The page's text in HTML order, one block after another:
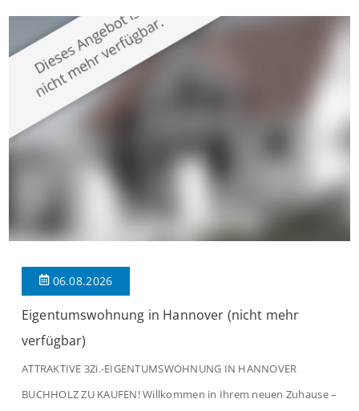
großzügige Räume und eine hochwertige Ausstattung, die
modernen Wohnkomfort mit einem stilvollen Ambiente
verbindet. Der […]
06.08.2026
Eigentumswohnung in Hannover (nicht mehr
verfügbar)
ATTRAKTIVE 3Zi.-EIGENTUMSWOHNUNG IN HANNOVER
BUCHHOLZ ZU KAUFEN! Willkommen in Ihrem neuen Zuhause –